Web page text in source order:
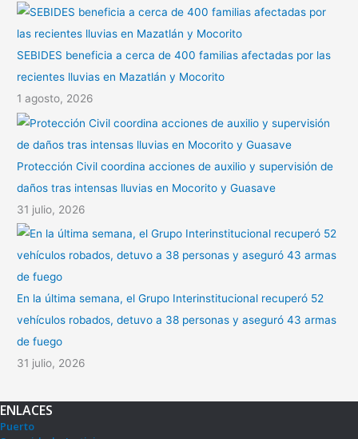
SEBIDES beneficia a cerca de 400 familias afectadas por las
recientes lluvias en Mazatlán y Mocorito
1 agosto, 2026
Protección Civil coordina acciones de auxilio y supervisión de
daños tras intensas lluvias en Mocorito y Guasave
31 julio, 2026
En la última semana, el Grupo Interinstitucional recuperó 52
vehículos robados, detuvo a 38 personas y aseguró 43 armas
de fuego
31 julio, 2026
ENLACES
Puerto